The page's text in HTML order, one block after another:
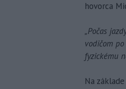
hovorca
„Počas
vodičom
fyzickému
Na